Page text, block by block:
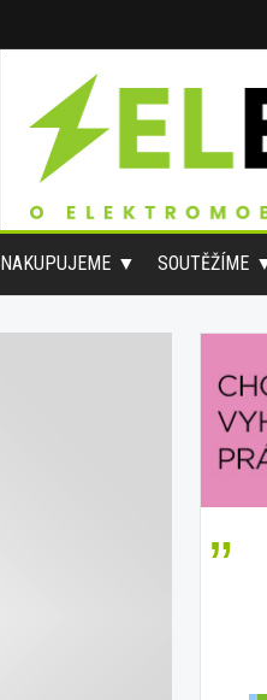
NAKUPUJEME SOUTĚŽÍME